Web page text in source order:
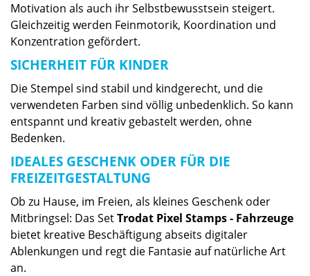
Motivation als auch ihr Selbstbewusstsein steigert.
Gleichzeitig werden Feinmotorik, Koordination und
Konzentration gefördert.
SICHERHEIT FÜR KINDER
Die Stempel sind stabil und kindgerecht, und die
verwendeten Farben sind völlig unbedenklich. So kann
entspannt und kreativ gebastelt werden, ohne
Bedenken.
IDEALES GESCHENK ODER FÜR DIE
FREIZEITGESTALTUNG
Ob zu Hause, im Freien, als kleines Geschenk oder
Mitbringsel: Das SetTrodat Pixel Stamps - Fahrzeuge
bietet kreative Beschäftigung abseits digitaler
Ablenkungen und regt die Fantasie auf natürliche Art
an.